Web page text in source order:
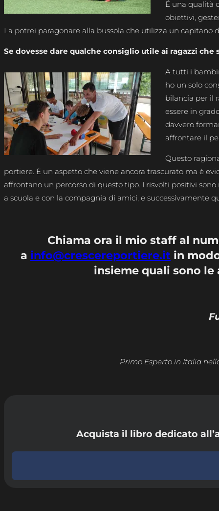
É una qualità
obiettivi,
La potrei paragonare alla bussola che utilizza un capitano
Se dovesse dare qualche consiglio utile ai ragazzi
A tutti i
ho un solo
bilancia per il
essere in
davvero
affrontare il
Questo
portiere. É un aspetto che viene ancora trascurato ma è
affrontano un percorso di questo tipo. I risvolti positivi
a scuola e con la compagnia di amici, e successivamente
Chiama ora il mio staff al
a info@crescereportiere.it in
insieme quali sono
Primo Esperto in Italia
Acquista il libro dedicato